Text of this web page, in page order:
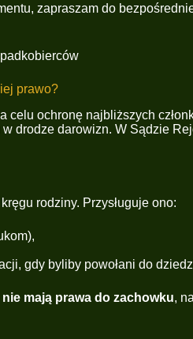
zapraszam do
prawo?
celu ochronę najbliższych
drodze darowizn. W Sądzie
rodziny. Przysługuje ono:
gdy byliby powołani do
nie mają prawa do zachowku,